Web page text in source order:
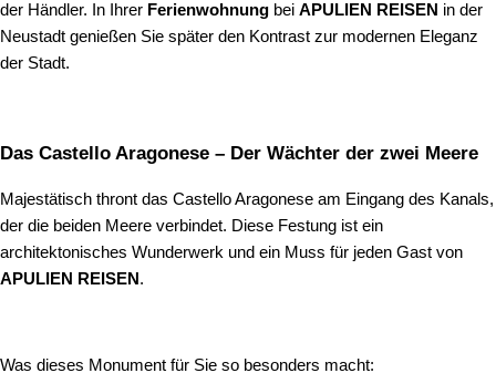
der Händler. In Ihrer Ferienwohnung bei APULIEN REISEN in der
Neustadt genießen Sie später den Kontrast zur modernen Eleganz
der Stadt.
Das Castello Aragonese – Der Wächter der zwei Meere
Majestätisch thront das Castello Aragonese am Eingang des Kanals,
der die beiden Meere verbindet. Diese Festung ist ein
architektonisches Wunderwerk und ein Muss für jeden Gast von
APULIEN REISEN .
Was dieses Monument für Sie so besonders macht: